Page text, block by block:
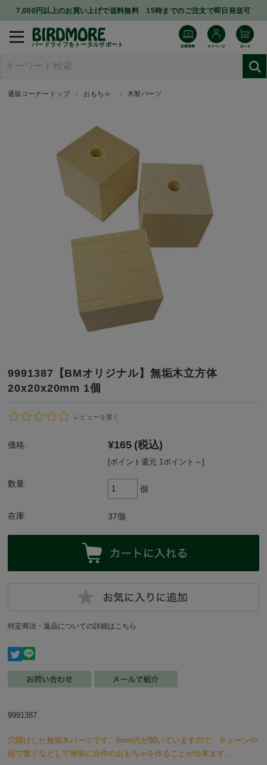
7,000円以上のお買い上げで送料無料 15時までのご注文で即日発送可
バードライフをトータルサポート
通販コーナートップ おもちゃ 木製パーツ
9991387【BMオリジナル】無垢木立方体
20x20x20mm 1個
レビューを書く
価格: ¥165 (税込)
[ポイント還元 1ポイント～]
数量:
個
在庫: 37個
特定商法・返品についての詳細はこちら
9991387
穴開けした無垢木パーツです。6mm穴が開いていますので、チェーンや
紐で繋ぐなどして簡単に自作のおもちゃを作ることが出来ます。